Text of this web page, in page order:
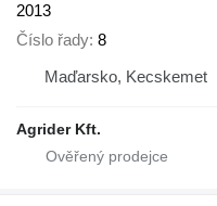
2013
Číslo řady 8
Maďarsko, Kecskemet
Agrider Kft.